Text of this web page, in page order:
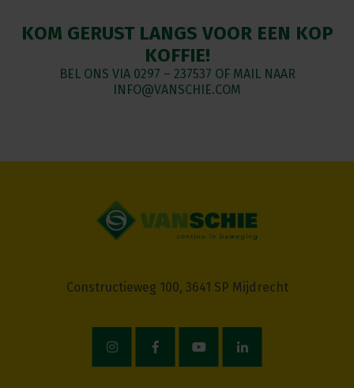
KOM GERUST LANGS VOOR EEN KOP
KOFFIE!
BEL ONS VIA 0297 – 237537 OF MAIL NAAR
INFO@VANSCHIE.COM
Constructieweg 100, 3641 SP Mijdrecht